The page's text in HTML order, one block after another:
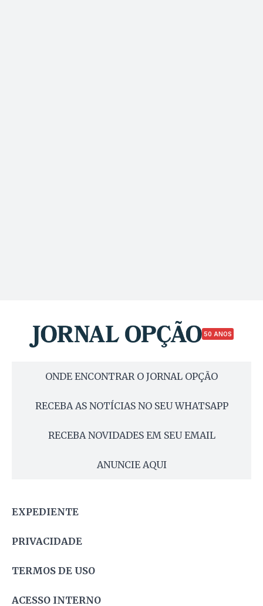
50 ANOS
ONDE ENCONTRAR O JORNAL OPÇÃO
RECEBA AS NOTÍCIAS NO SEU WHATSAPP
RECEBA NOVIDADES EM SEU EMAIL
ANUNCIE AQUI
EXPEDIENTE
PRIVACIDADE
TERMOS DE USO
ACESSO INTERNO